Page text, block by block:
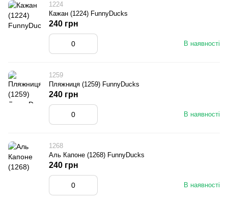
1224
Кажан (1224) FunnyDucks
В наявності
240 грн
1259
Пляжниця (1259) FunnyDucks
В наявності
240 грн
1268
Аль Капоне (1268) FunnyDucks
В наявності
240 грн